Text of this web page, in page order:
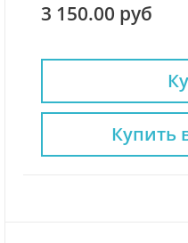
3 150.00 руб
Купить